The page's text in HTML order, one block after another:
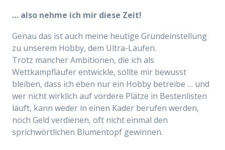
… also nehme ich mir diese Zeit!
Genau das ist auch meine heutige Grundeinstellung
zu unserem Hobby, dem Ultra-Laufen.
Trotz mancher Ambitionen, die ich als
Wettkampfläufer entwickle, sollte mir bewusst
bleiben, dass ich eben nur ein Hobby betreibe … und
wer nicht wirklich auf vordere Plätze in Bestenlisten
läuft, kann weder in einen Kader berufen werden,
noch Geld verdienen, oft nicht einmal den
sprichwörtlichen Blumentopf gewinnen.